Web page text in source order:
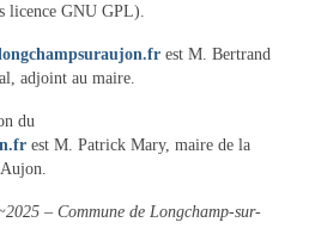
licence GNU GPL).
est M. Bertrand
adjoint au maire.
du
est M. Patrick Mary, maire de la
– Commune de Longchamp-sur-